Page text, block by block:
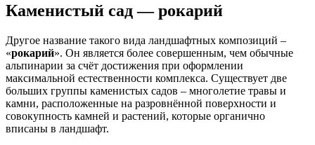
Каменистый сад — рокарий
Другое название такого вида ландшафтных композиций –
«рокарий». Он является более совершенным, чем обычные
альпинарии за счёт достижения при оформлении
максимальной естественности комплекса. Существует две
больших группы каменистых садов – многолетие травы и
камни, расположенные на разровнённой поверхности и
совокупность камней и растений, которые органично
вписаны в ландшафт.